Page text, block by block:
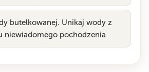
butelkowanej. Unikaj wody z
niewiadomego pochodzenia